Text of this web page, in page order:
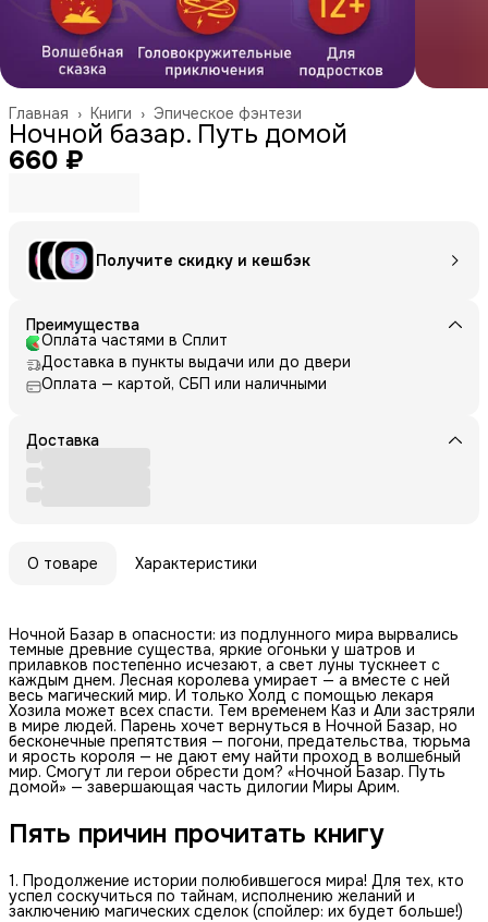
Эпическое фэнтези
Книги ›
Главная ›
Ночной базар. Путь домой
660 ₽
Получите скидку и кешбэк
Преимущества
Оплата частями в Сплит
Доставка в пункты выдачи или до двери
Оплата — картой, СБП или наличными
Доставка
О товаре Характеристики
Ночной Базар в опасности: из подлунного мира вырвались
темные древние существа, яркие огоньки у шатров и
прилавков постепенно исчезают, а свет луны тускнеет с
каждым днем. Лесная королева умирает — а вместе с ней
весь магический мир. И только Холд с помощью лекаря
Хозила может всех спасти. Тем временем Каз и Али застряли
в мире людей. Парень хочет вернуться в Ночной Базар, но
бесконечные препятствия — погони, предательства, тюрьма
и ярость короля — не дают ему найти проход в волшебный
мир. Смогут ли герои обрести дом? «Ночной Базар. Путь
домой» — завершающая часть дилогии Миры Арим.
Пять причин прочитать книгу
1. Продолжение истории полюбившегося мира! Для тех, кто
успел соскучиться по тайнам, исполнению желаний и
заключению магических сделок (спойлер: их будет больше!)